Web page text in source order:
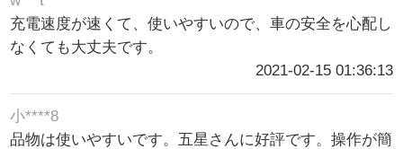
充電速度が速くて、使いやすいので、車の安全を心配し
なくても大丈夫です。
2021-02-15 01:36:13
小****8
品物は使いやすいです。五星さんに好評です。操作が簡